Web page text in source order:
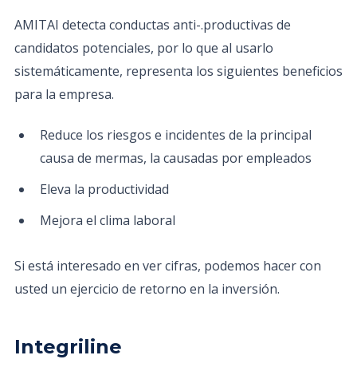
AMITAI detecta conductas anti-.productivas de
candidatos potenciales, por lo que al usarlo
sistemáticamente, representa los siguientes beneficios
para la empresa.
Reduce los riesgos e incidentes de la principal
causa de mermas, la causadas por empleados
Eleva la productividad
Mejora el clima laboral
Si está interesado en ver cifras, podemos hacer con
usted un ejercicio de retorno en la inversión.
Integriline